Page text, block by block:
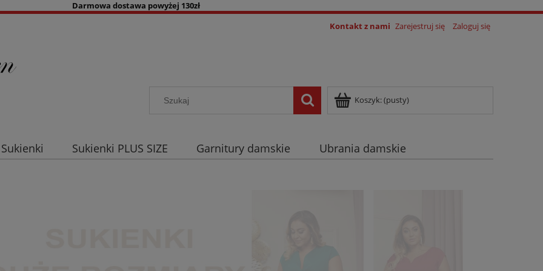
Darmowa dostawa powyżej 130zł
Kontakt z nami Zarejestruj się Zaloguj się
Koszyk:(pusty)
Sukienki Sukienki PLUS SIZE Garnitury damskie
Ubrania damskie